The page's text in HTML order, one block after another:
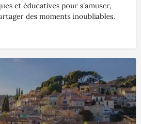
et éducatives pour s’amuser,
des moments inoubliables.